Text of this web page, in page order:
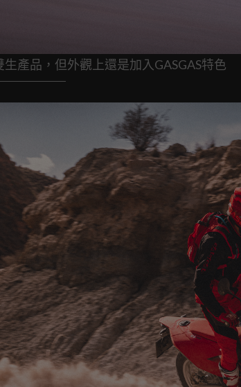
產品，但外觀上還是加入GASGAS特色